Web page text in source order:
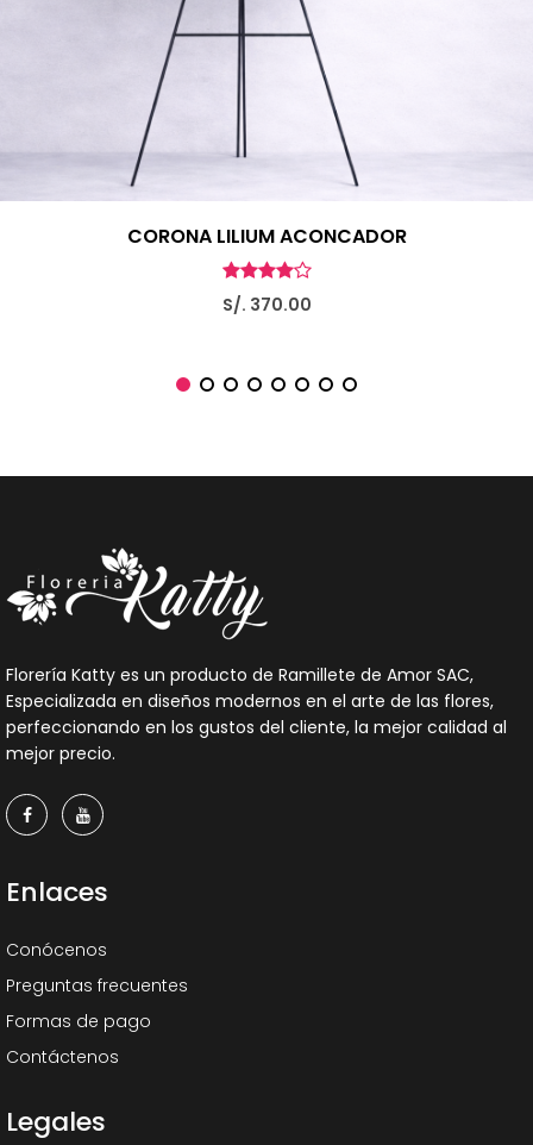
CORONA LILIUM ACONCADOR
S/. 370.00
Florería Katty es un producto de Ramillete de Amor SAC,
Especializada en diseños modernos en el arte de las flores,
perfeccionando en los gustos del cliente, la mejor calidad al
mejor precio.
Enlaces
Conócenos
Preguntas frecuentes
Formas de pago
Contáctenos
Legales